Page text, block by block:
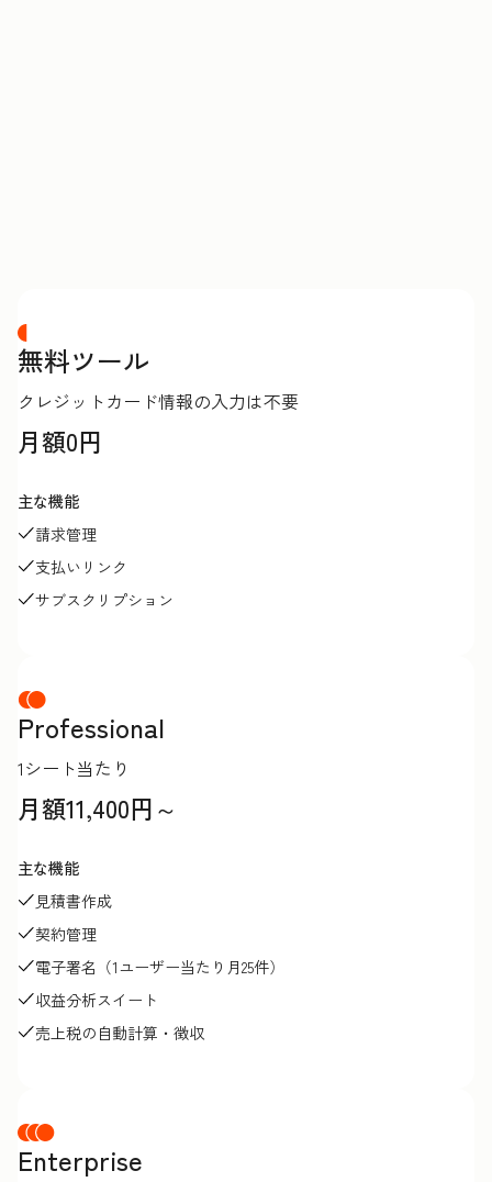
無料ツール
クレジットカード情報の入力は不要
月額0円
主な機能
請求管理
支払いリンク
サブスクリプション
Professional
1シート当たり
月額11,400円～
主な機能
見積書作成
契約管理
電子署名（1ユーザー当たり月25件）
収益分析スイート
売上税の自動計算・徴収
Enterprise